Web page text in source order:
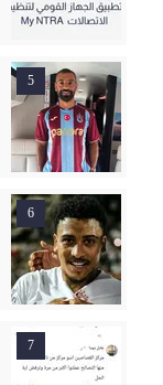
5
6
7